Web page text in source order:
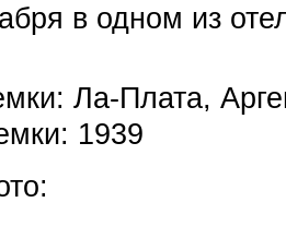
в одном из
Ла-Плата,
1939